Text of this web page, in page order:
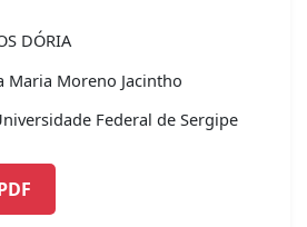
DÓRIA
Maria Moreno Jacintho
Federal de Sergipe